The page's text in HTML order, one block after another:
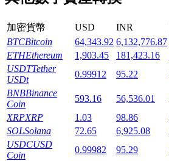
Launchpool
活期質押獲得熱門資產
加密貨幣 USD INR
BTCBitcoin 64,343.92 6,132,776.87
ETHEthereum 1,903.45 181,423.16
USDTTether
USDt
0.99912 95.22
BNBBinance
Coin
593.16 56,536.01
XRPXRP 1.03 98.86
SOLSolana 72.65 6,925.08
USDCUSD
Coin
0.99982 95.29